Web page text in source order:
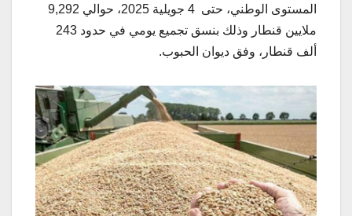
المستوى الوطني، حتى 4 جويلية 2025، حوالي 9,292
ملايين قنطار وذلك بنسق تجميع يومي في حدود 243
ألف قنطار، وفق ديوان الحبوب.